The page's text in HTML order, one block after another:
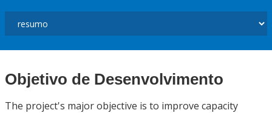
Objetivo de Desenvolvimento
The project's major objective is to improve capacity